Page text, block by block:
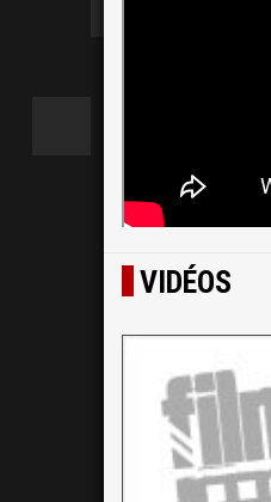
VIDÉOS